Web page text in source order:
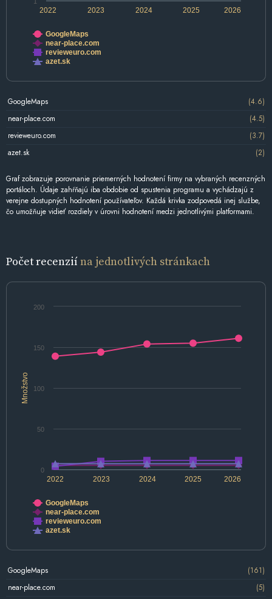
2022 2024 2026
2023 2025
GoogleMaps
near-place.com
revieweuro.com
azet.sk
GoogleMaps
(4.6)
near-place.com
(4.5)
revieweuro.com
(3.7)
azet.sk
(2)
Graf zobrazuje porovnanie priemerných hodnotení firmy na vybraných recenzných
portáloch. Údaje zahŕňajú iba obdobie od spustenia programu a vychádzajú z
verejne dostupných hodnotení používateľov. Každá krivka zodpovedá inej službe,
čo umožňuje vidieť rozdiely v úrovni hodnotení medzi jednotlivými platformami.
Počet recenziína jednotlivých stránkach
Množstvo
2022 2024 2026
2023 2025
0
50
100
150
200
GoogleMaps
near-place.com
revieweuro.com
azet.sk
GoogleMaps
(161)
near-place.com
(5)